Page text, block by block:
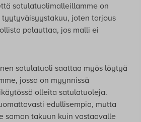
satulatuolimalleillamme on
tyytyväisyystakuu, joten tarjous
palauttaa, jos malli ei
satulatuoli saattaa myös löytyä
jossa on myynnissä
olleita satulatuoleja.
edullisempia, mutta
saman takuun kuin vastaavalle